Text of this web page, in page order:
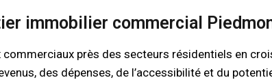
immobilier commercial
près des secteurs résidentiels en
des dépenses, de l’accessibilité et du